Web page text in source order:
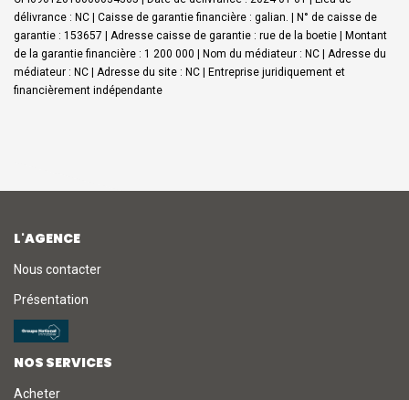
délivrance : NC | Caisse de garantie financière : galian. | N° de caisse de
garantie : 153657 | Adresse caisse de garantie : rue de la boetie | Montant
de la garantie financière : 1 200 000 | Nom du médiateur : NC | Adresse du
médiateur : NC | Adresse du site : NC | Entreprise juridiquement et
financièrement indépendante
L'AGENCE
Nous contacter
Présentation
NOS SERVICES
Acheter